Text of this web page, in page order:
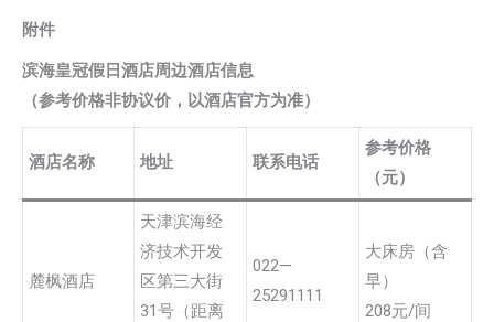
附件
滨海皇冠假日酒店周边酒店信息
（参考价格非协议价，以酒店官方为准）
酒店名称 地址 联系电话
参考价格
（元）
麓枫酒店
天津滨海经
济技术开发
区第三大街
31号（距离
022—
25291111
大床房（含
早）
208元/间